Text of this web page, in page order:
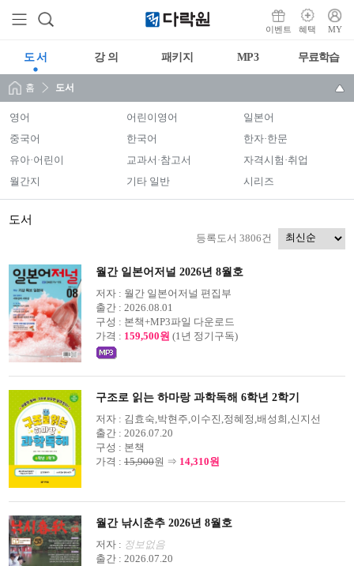
이벤트 혜택 MY
도 서 강 의 패키지 MP3 무료학습
홈 도서
영어 어린이영어
일본어
중국어
한국어
한자·한문
유아·어린이
교과서·참고서
자격시험·취업
월간지
기타 일반 시리즈
도서
등록도서 3806건
월간 일본어저널 2026년 8월호
저자 : 월간 일본어저널 편집부
출간 : 2026.08.01
구성 : 본책+MP3파일 다운로드
가격 : 159,500원 (1년 정기구독)
구조로 읽는 하마랑 과학독해 6학년 2학기
저자 : 김효숙,박현주,이수진,정혜정,배성희,신지선
출간 : 2026.07.20
구성 : 본책
가격 : 15,900원 ⇒ 14,310원
월간 낚시춘추 2026년 8월호
저자 : 정보없음
출간 : 2026.07.20